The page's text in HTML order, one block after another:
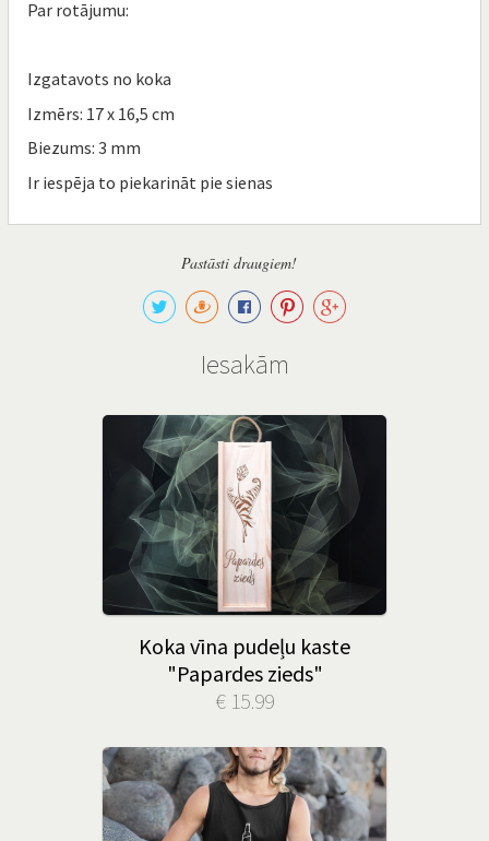
Par rotājumu:
Izgatavots no koka
Izmērs: 17 x 16,5 cm
Biezums: 3 mm
Ir iespēja to piekarināt pie sienas
Pastāsti draugiem!
Iesakām
Koka vīna pudeļu kaste
"Papardes zieds"
€ 15.99